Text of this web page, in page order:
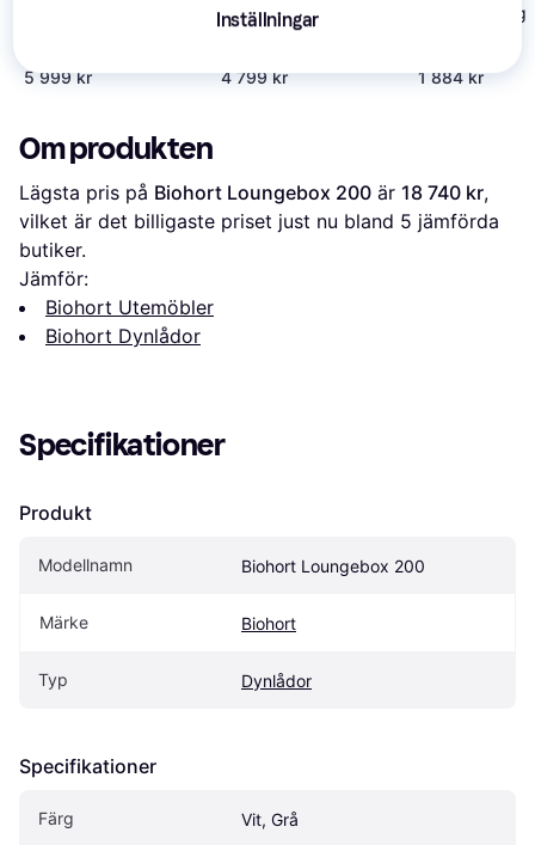
5 999 kr
Biohort PaketBox
4 799 kr
Venture Design
1 884 kr
Om produkten
Lägsta pris på Biohort Loungebox 200 är 18 740 kr,
vilket är det billigaste priset just nu bland 5 jämförda
butiker.
Jämför:
Biohort Utemöbler
Biohort Dynlådor
Specifikationer
Produkt
Modellnamn Biohort Loungebox 200
Märke Biohort
Typ Dynlådor
Specifikationer
Färg Vit, Grå
Inställningar